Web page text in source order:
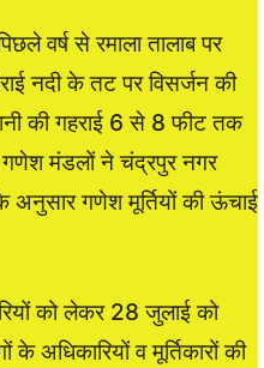
वर्ष से रमाला तालाब पर
नदी के तट पर विसर्जन की
की गहराई 6 से 8 फीट तक
गणेश मंडलों ने चंद्रपुर नगर
अनुसार गणेश मूर्तियों की ऊंचाई
को लेकर 28 जुलाई को
के अधिकारियों व मूर्तिकारों की